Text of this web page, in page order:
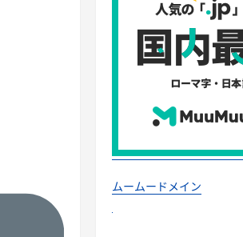
ムームードメイン